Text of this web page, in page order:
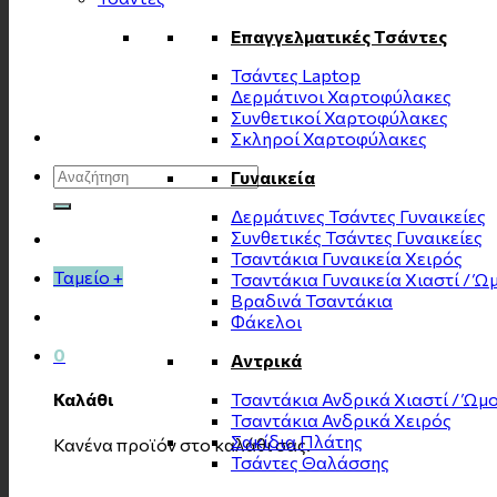
Αναζήτηση
για:
Ταμείο +
0
Καλάθι
Κανένα προϊόν στο καλάθι σας.
Επαγγελματικές Τσάντες
Τσάντες Laptop
Δερμάτινοι Χαρτοφύλακες
Συνθετικοί Χαρτοφύλακες
Σκληροί Χαρτοφύλακες
Γυναικεία
Δερμάτινες Τσάντες Γυναικείες
Συνθετικές Τσάντες Γυναικείες
Τσαντάκια Γυναικεία Χειρός
Τσαντάκια Γυναικεία Χιαστί /
Βραδινά Τσαντάκια
Φάκελοι
Αντρικά
Τσαντάκια Ανδρικά Χιαστί /
Τσαντάκια Ανδρικά Χειρός
Σακίδια Πλάτης
Τσάντες Θαλάσσης